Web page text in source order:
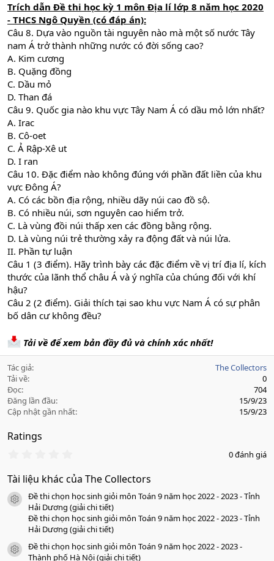
Trích dẫn Đề thi học kỳ 1 môn Địa lí lớp 8 năm học 2020
- THCS Ngô Quyền (có đáp án):
Câu 8. Dựa vào nguồn tài nguyên nào mà một số nước Tây
nam Á trở thành những nước có đời sống cao?
A. Kim cương
B. Quặng đồng
C. Dầu mỏ
D. Than đá
Câu 9. Quốc gia nào khu vực Tây Nam Á có dầu mỏ lớn nhất?
A. Irac
B. Cô-oet
C. Ả Rập-Xê ut
D. I ran
Câu 10. Đặc điểm nào không đúng với phần đất liền của khu
vực Đông Á?
A. Có các bồn địa rộng, nhiều dãy núi cao đồ sộ.
B. Có nhiều núi, sơn nguyên cao hiểm trở.
C. Là vùng đồi núi thấp xen các đồng bằng rộng.
D. Là vùng núi trẻ thường xảy ra động đất và núi lửa.
II. Phần tự luận
Câu 1 (3 điểm). Hãy trình bày các đặc điểm về vị trí địa lí, kích
thước của lãnh thổ châu Á và ý nghĩa của chúng đối với khí
hậu?
Câu 2 (2 điểm). Giải thích tại sao khu vực Nam Á có sự phân
bố dân cư không đều?
Tải về để xem bản đầy đủ và chính xác nhất!
Tác giả
The Collectors
Tải về
0
Đọc
704
Đăng lần đầu
15/9/23
Cập nhật gần nhất
15/9/23
Ratings
0
0
a
o
0 đánh giá
Tài liệu khác của The Collectors
icon tài liệu
Đề thi chọn học sinh giỏi môn Toán 9 năm học 2022 - 2023 - Tỉnh
Hải Dương (giải chi tiết)
Đề thi chọn học sinh giỏi môn Toán 9 năm học 2022 - 2023 - Tỉnh
Hải Dương (giải chi tiết)
icon tài liệu
Đề thi chọn học sinh giỏi môn Toán 9 năm học 2022 - 2023 -
Thành phố Hà Nội (giải chi tiết)